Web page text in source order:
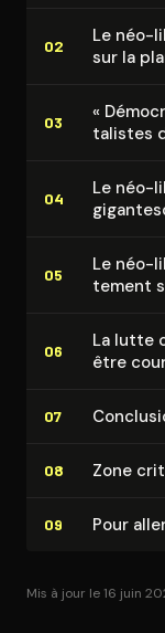
02
Le néo-
sur la
03
«
ta­listes
04
Le néo-
05
Le néo-
te­ment
06
La lutte
être
07
08 Zone
09 Pour
Mis à jour le 16 juin